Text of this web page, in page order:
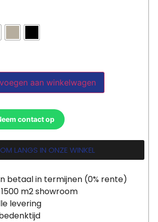
aan winkelwagen
contact op
LANGS IN ONZE WINKEL
betaal in termijnen (0% rente)
m2 showroom
levering